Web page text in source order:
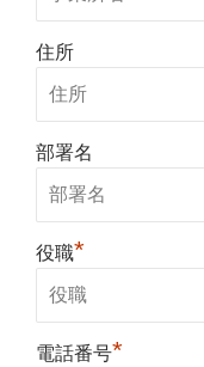
住所
部署名
役職*
電話番号*